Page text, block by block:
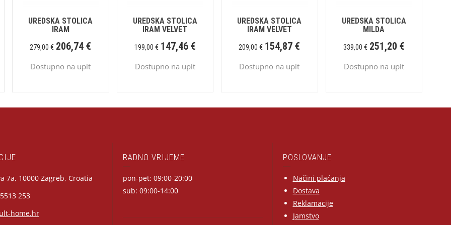
UREDSKA STOLICA
IRAM
279,00€ 206,74€
Dostupno na upit
UREDSKA STOLICA
IRAM VELVET
199,00€ 147,46 €
Dostupno na upit
UREDSKA STOLICA
IRAM VELVET
209,00€ 154,87€
Dostupno na upit
UREDSKA STOLICA
MILDA
339,00€ 251,20 €
Dostupno na upit
7a, 10000 Zagreb, Croatia
253
home.hr
RADNO VRIJEME
pon-pet: 09:00-20:00
sub: 09:00-14:00
POSLOVANJE
Načini plaćanja
Dostava
Reklamacije
Jamstvo